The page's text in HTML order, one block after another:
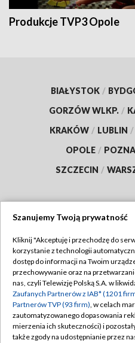
Produkcje TVP3 Opole
BIAŁYSTOK /
GORZÓW WLKP. /
KRAKÓW / LUBLIN /
OPOLE /
SZCZECIN /
Abonament TVP
Emisja w TVP
Centrum informacji TVP
Naziemna Telewizja
Polityka
Szanujemy Twoją prywatność
Kliknij "Akceptuję i przechodzę do
korzystanie z technologii
dostęp do informacji na Twoim
przechowywanie oraz na
nas, czyli Telewizję Polską S.A. w
Zaufanych Partnerów z IAB* (1201
Partnerów TVP (93 firm), w celach
zautomatyzowanego dopasowania
mierzenia ich skuteczności) i
także zgody na udostępnianie przez